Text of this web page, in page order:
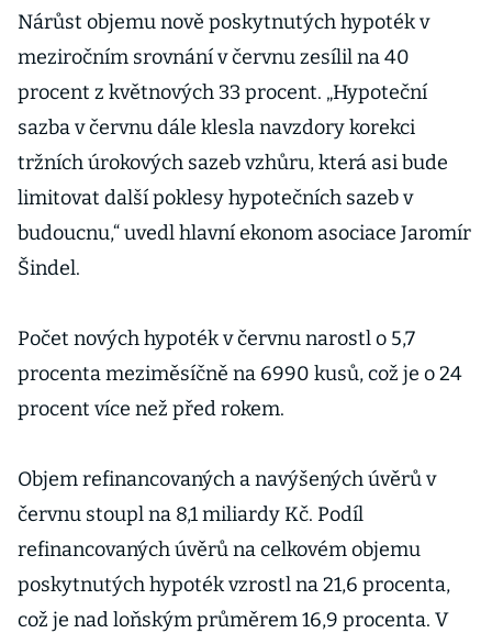
Nárůst objemu nově poskytnutých hypoték v
meziročním srovnání v červnu zesílil na 40
procent z květnových 33 procent. „Hypoteční
sazba v červnu dále klesla navzdory korekci
tržních úrokových sazeb vzhůru, která asi bude
limitovat další poklesy hypotečních sazeb v
budoucnu,“ uvedl hlavní ekonom asociace Jaromír
Šindel.
Počet nových hypoték v červnu narostl o 5,7
procenta meziměsíčně na 6990 kusů, což je o 24
procent více než před rokem.
Objem refinancovaných a navýšených úvěrů v
červnu stoupl na 8,1 miliardy Kč. Podíl
refinancovaných úvěrů na celkovém objemu
poskytnutých hypoték vzrostl na 21,6 procenta,
což je nad loňským průměrem 16,9 procenta. V